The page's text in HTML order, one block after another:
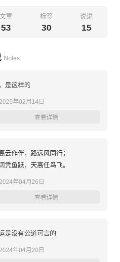
文章
53
标签
30
说说
15
Notes.
是这样的
年02月14日
查看详情
云作伴，路远风同行；
凭鱼跃，天高任鸟飞。
年04月26日
查看详情
是没有公道可言的
年04月20日